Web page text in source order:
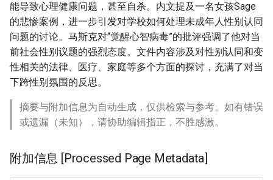
能导致心理健康问题，甚至自杀。内文提及一名女孩Sage
的悲惨案例，进一步引发对学校如何处理未成年人性别认同
问题的讨论。马斯克对“觉醒心智病毒”的批评强调了他对当
前社会性别议题的强烈态度。文件内容涉及对性别认同和变
性相关的法律、医疗、家庭等多个方面的探讨，充满了对当
下跨性别氛围的反思。
摘要与附加信息为自动生成，仅供检索与参考。如有错误
或遗漏（未知），请协助编辑指正，不胜感激。
附加信息 [Processed Page Metadata]